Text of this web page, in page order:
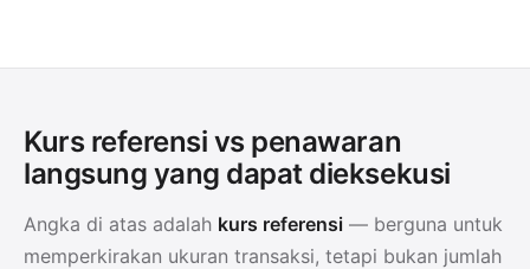
Kurs referensi vs penawaran
langsung yang dapat dieksekusi
Angka di atas adalah kurs referensi — berguna untuk
memperkirakan ukuran transaksi, tetapi bukan jumlah